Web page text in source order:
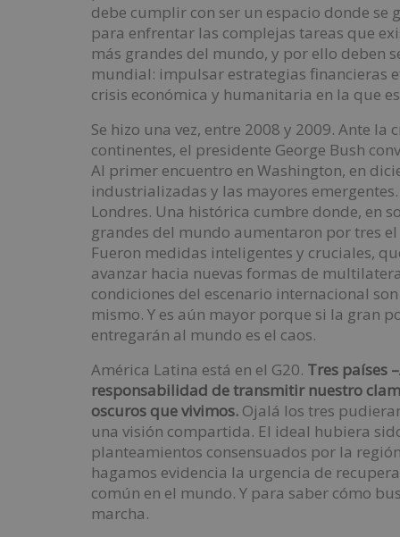
debe cumplir con ser un espacio donde se
para enfrentar las complejas tareas que
más grandes del mundo, y por ello deben
mundial: impulsar estrategias financieras
crisis económica y humanitaria en la que
Se hizo una vez, entre 2008 y 2009. Ante
continentes, el presidente George Bush
Al primer encuentro en Washington, en
industrializadas y las mayores
Londres. Una histórica cumbre donde, en
grandes del mundo aumentaron por tres
Fueron medidas inteligentes y cruciales,
avanzar hacia nuevas formas de
condiciones del escenario internacional
mismo. Y es aún mayor porque si la gran
entregarán al mundo es el caos.
América Latina está en el G20. Tres países
responsabilidad de transmitir nuestro
oscuros que vivimos. Ojalá los tres
una visión compartida. El ideal hubiera
planteamientos consensuados por la
hagamos evidencia la urgencia de
común en el mundo. Y para saber cómo
marcha.